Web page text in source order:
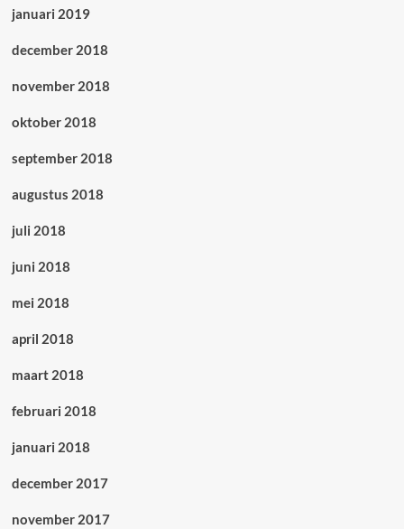
januari 2019
december 2018
november 2018
oktober 2018
september 2018
augustus 2018
juli 2018
juni 2018
mei 2018
april 2018
maart 2018
februari 2018
januari 2018
december 2017
november 2017